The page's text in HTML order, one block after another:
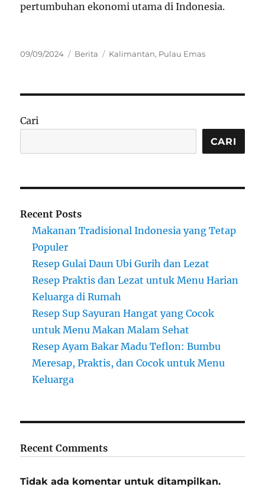
pertumbuhan ekonomi utama di Indonesia.
Posted
09/09/2024 Categories
Berita Tags
Kalimantan, Pulau Emas
Cari
CARI
Recent Posts
Makanan Tradisional Indonesia yang Tetap
Populer
Resep Gulai Daun Ubi Gurih dan Lezat
Resep Praktis dan Lezat untuk Menu Harian
Keluarga di Rumah
Resep Sup Sayuran Hangat yang Cocok
untuk Menu Makan Malam Sehat
Resep Ayam Bakar Madu Teflon: Bumbu
Meresap, Praktis, dan Cocok untuk Menu
Keluarga
Recent Comments
Tidak ada komentar untuk ditampilkan.